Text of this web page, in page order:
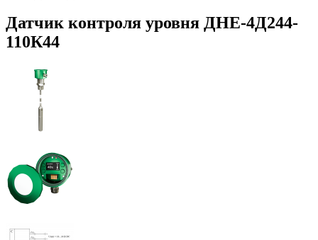
Датчик контроля уровня ДНЕ-4Д244-
110К44